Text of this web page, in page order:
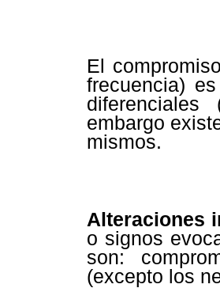
El
frecuencia)
diferenciales
embargo
mismos.
Alteraciones
o signos
son:
(excepto los